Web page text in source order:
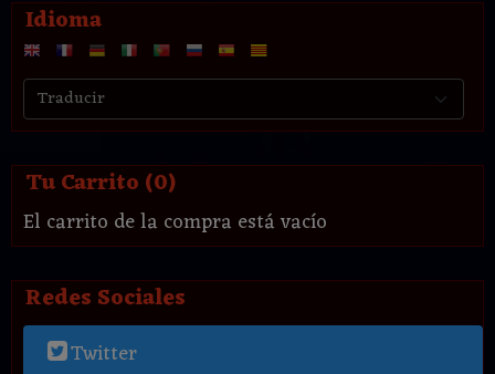
Idioma
Tu Carrito (0)
El carrito de la compra está vacío
Redes Sociales
Twitter